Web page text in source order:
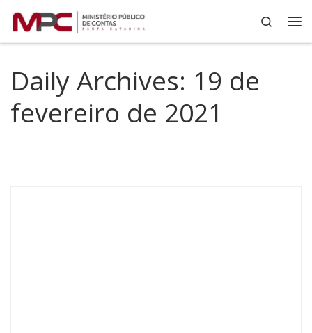
Skip to content
Search
Daily Archives: 19 de
fevereiro de 2021